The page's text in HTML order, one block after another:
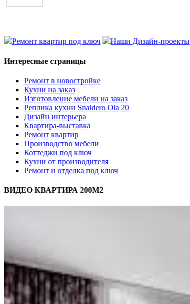
Ремонт квартир под ключ Наши Дизайн-проекты
Интересные страницы
Ремонт в новостройке
Кухни на заказ
Изготовление мебели на заказ
Реплика кухни Snaidero Ola 20
Дизайн интерьера
Квартира-выставка
Ремонт квартир
Производство мебели
Коттеджи под ключ
Кухни от производителя
Ремонт и отделка под ключ
ВИДЕО КВАРТИРА 200М2